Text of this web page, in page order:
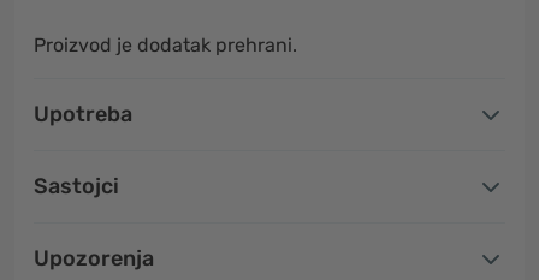
Proizvod je dodatak prehrani.
Upotreba
Sastojci
Upozorenja